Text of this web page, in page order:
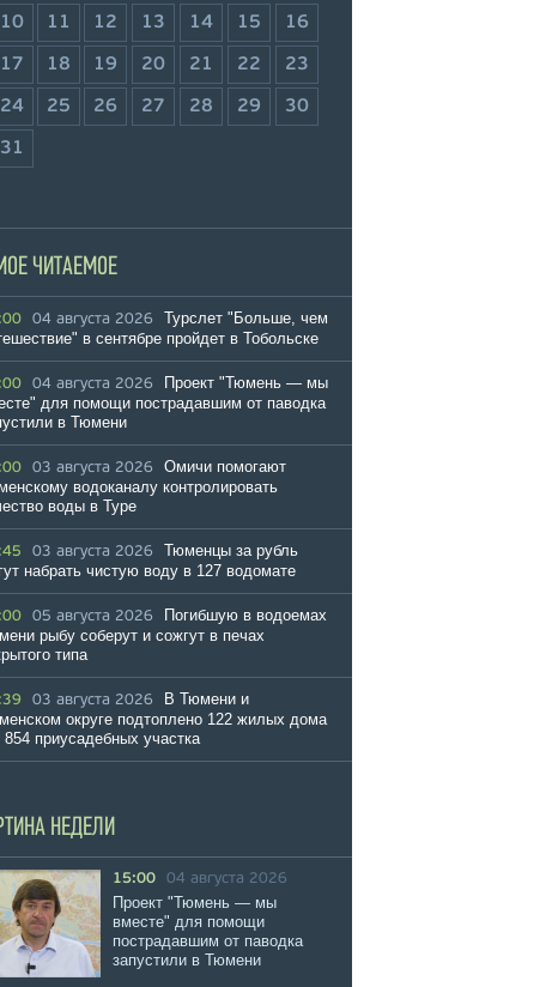
10 11 12 13 14 15 16
17 18 19 20 21 22 23
24 25 26 27 28 29 30
31
ЧИТАЕМОЕ
04 августа 2026
Турслет "Больше, чем
в сентябре пройдет в Тобольске
04 августа 2026
Проект "Тюмень — мы
для помощи пострадавшим от паводка
в Тюмени
03 августа 2026
Омичи помогают
водоканалу контролировать
воды в Туре
03 августа 2026
Тюменцы за рубль
набрать чистую воду в 127 водомате
05 августа 2026
Погибшую в водоемах
рыбу соберут и сожгут в печах
типа
03 августа 2026
В Тюмени и
округе подтоплено 122 жилых дома
854 приусадебных участка
НЕДЕЛИ
15:00 04 августа 2026
Проект "Тюмень — мы
вместе" для помощи
пострадавшим от паводка
запустили в Тюмени